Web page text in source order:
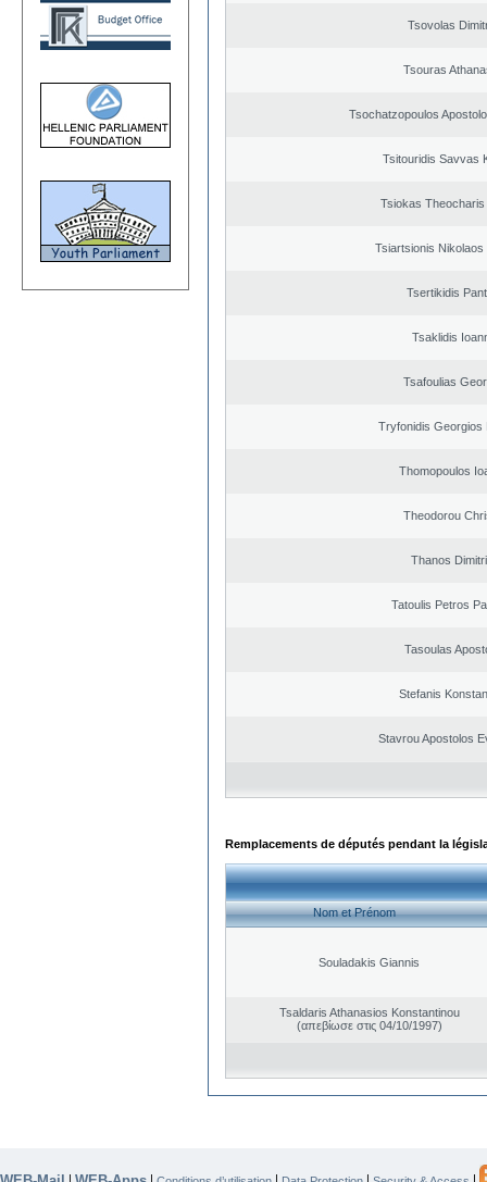
Tsovolas
Tsouras
Tsochatzopoulos
Tsitouridis Savvas
Tsiokas
Tsiartsionis Nikolaos
Tsertikidis
Tsaklidis
Tsafoulias
Tryfonidis Georgios
Thomopoulos
Theodorou
Thanos
Tatoulis Petros
Tasoulas
Stefanis
Stavrou Apostolos
Remplacements de députés pendant la
Nom et Prénom
Souladakis Giannis
Tsaldaris Athanasios Konstantinou
(απεβίωσε στις 04/10/1997)
| | | | |